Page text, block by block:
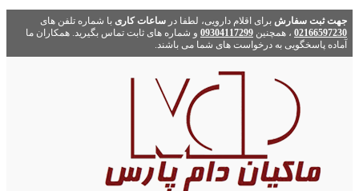
ثبت سفارشبرای اقلام دارویی، لطفا درساعات کاریبا شماره تلفن های
، همچنین09304117299 و شماره های ثابت تماس بگیرید. همکاران ما
پاسخگویی به درخواست های شما می باشند.